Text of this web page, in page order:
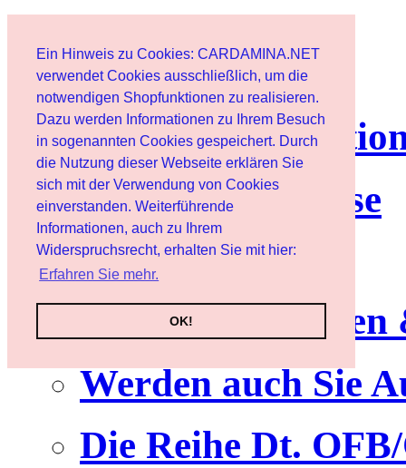
Ein Hinweis zu Cookies: CARDAMINA.NET
verwendet Cookies ausschließlich, um die
notwendigen Shopfunktionen zu realisieren.
Dazu werden Informationen zu Ihrem Besuch
in sogenannten Cookies gespeichert. Durch
die Nutzung dieser Webseite erklären Sie
sich mit der Verwendung von Cookies
einverstanden. Weiterführende
Informationen, auch zu Ihrem
Widerspruchsrecht, erhalten Sie mit hier:
Erfahren Sie mehr.
OK!
Client
lettre
Nutzungshinweise
Service
Werden auch Sie
Die Reihe Dt.